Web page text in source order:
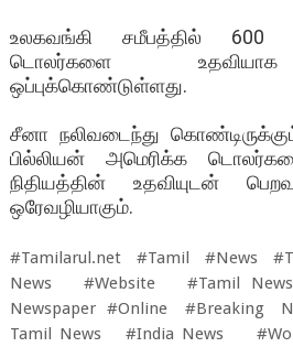
உலகவங்கி சமீபத்தில் 600
டொலர்களை உதவியாக
ஒப்புக்கொண்டுள்ளது.
சீனா நலிவடைந்து
பில்லியன் அமெரிக்க
நிதியத்தின் உதவியுடன்
ஒரேவழியாகும்.
#Tamilarul.net #Tamil #News
News #Website #Tamil
Newspaper #Online #Breaking
Tamil News #India News